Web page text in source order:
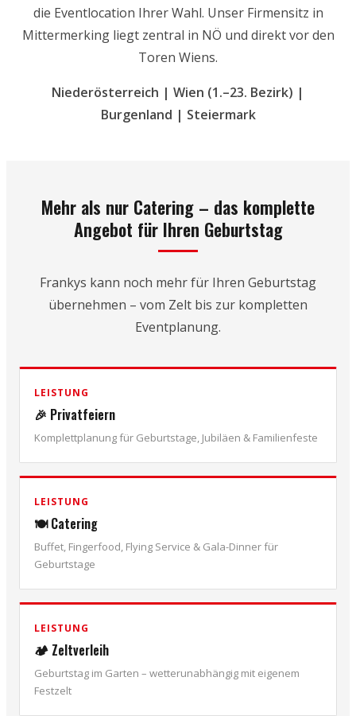
die Eventlocation Ihrer Wahl. Unser Firmensitz in
Mittermerking liegt zentral in NÖ und direkt vor den
Toren Wiens.
Niederösterreich | Wien (1.–23. Bezirk) |
Burgenland | Steiermark
Mehr als nur Catering – das komplette
Angebot für Ihren Geburtstag
Frankys kann noch mehr für Ihren Geburtstag
übernehmen – vom Zelt bis zur kompletten
Eventplanung.
LEISTUNG
🎉 Privatfeiern
Komplettplanung für Geburtstage, Jubiläen & Familienfeste
LEISTUNG
🍽️ Catering
Buffet, Fingerfood, Flying Service & Gala-Dinner für
Geburtstage
LEISTUNG
🏕️ Zeltverleih
Geburtstag im Garten – wetterunabhängig mit eigenem
Festzelt